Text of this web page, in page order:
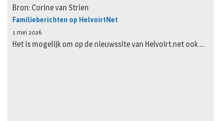
Bron: Corine van Strien
Familieberichten op HelvoirtNet
1 mei 2026
Het is mogelijk om op de nieuwssite van Helvoirt.net ook …